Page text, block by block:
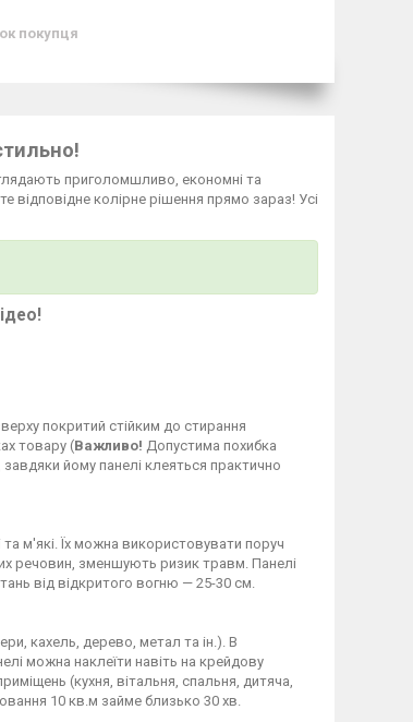
покупця
приголомшливо, економні та
відповідне колірне рішення прямо зараз! Усі
покритий стійким до стирання
товару (Важливо! Допустима похибка
йому панелі клеяться практично
та м'які. Їх можна використовувати поруч
речовин, зменшують ризик травм. Панелі
від відкритого вогню — 25-30 см.
кахель, дерево, метал та ін.). В
можна наклеїти навіть на крейдову
(кухня, вітальня, спальня, дитяча,
10 кв.м займе близько 30 хв.